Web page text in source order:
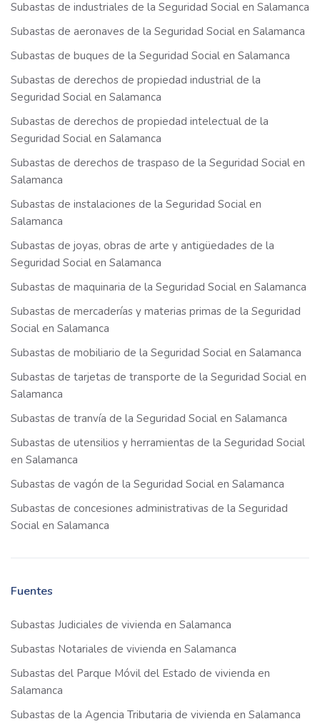
Subastas de industriales de la Seguridad Social en Salamanca
Subastas de aeronaves de la Seguridad Social en Salamanca
Subastas de buques de la Seguridad Social en Salamanca
Subastas de derechos de propiedad industrial de la
Seguridad Social en Salamanca
Subastas de derechos de propiedad intelectual de la
Seguridad Social en Salamanca
Subastas de derechos de traspaso de la Seguridad Social en
Salamanca
Subastas de instalaciones de la Seguridad Social en
Salamanca
Subastas de joyas, obras de arte y antigüedades de la
Seguridad Social en Salamanca
Subastas de maquinaria de la Seguridad Social en Salamanca
Subastas de mercaderías y materias primas de la Seguridad
Social en Salamanca
Subastas de mobiliario de la Seguridad Social en Salamanca
Subastas de tarjetas de transporte de la Seguridad Social en
Salamanca
Subastas de tranvía de la Seguridad Social en Salamanca
Subastas de utensilios y herramientas de la Seguridad Social
en Salamanca
Subastas de vagón de la Seguridad Social en Salamanca
Subastas de concesiones administrativas de la Seguridad
Social en Salamanca
Fuentes
Subastas Judiciales de vivienda en Salamanca
Subastas Notariales de vivienda en Salamanca
Subastas del Parque Móvil del Estado de vivienda en
Salamanca
Subastas de la Agencia Tributaria de vivienda en Salamanca